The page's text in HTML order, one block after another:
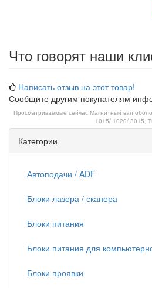
Что говорят наши
Написать отзыв на этот товар!
Сообщите другим покупателям
Просматриваемые сейчас:Магнитный вал
1015/ 1020/ 3015,
Категории
Автоподачи / ADF
Блоки лазера / сканера
Блоки питания
Блоки питания для
Блоки проявки